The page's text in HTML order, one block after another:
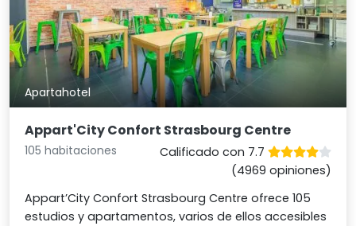
Apartahotel
Appart'City Confort Strasbourg Centre
105 habitaciones
Calificado con 7.7
(4969 opiniones)
Appart’City Confort Strasbourg Centre ofrece 105
estudios y apartamentos, varios de ellos accesibles